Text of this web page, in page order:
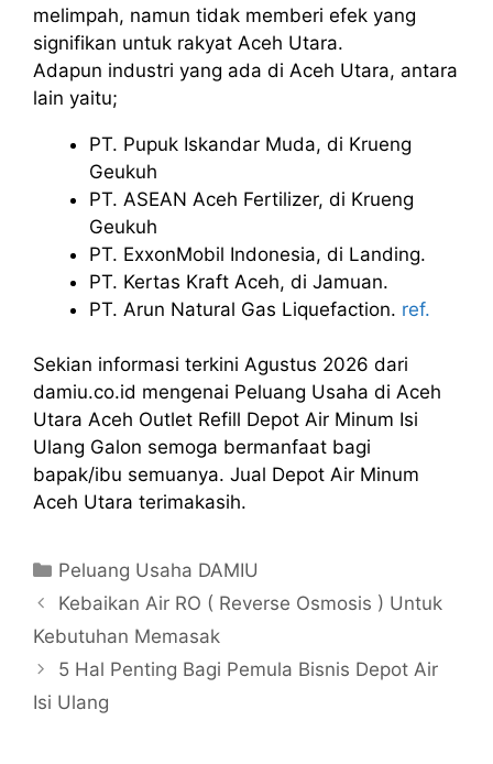
melimpah, namun tidak memberi efek yang
signifikan untuk rakyat Aceh Utara.
Adapun industri yang ada di Aceh Utara, antara
lain yaitu;
PT. Pupuk Iskandar Muda, di Krueng
Geukuh
PT. ASEAN Aceh Fertilizer, di Krueng
Geukuh
PT. ExxonMobil Indonesia, di Landing.
PT. Kertas Kraft Aceh, di Jamuan.
PT. Arun Natural Gas Liquefaction. ref.
Sekian informasi terkini Agustus 2026 dari
damiu.co.id mengenai Peluang Usaha di Aceh
Utara Aceh Outlet Refill Depot Air Minum Isi
Ulang Galon semoga bermanfaat bagi
bapak/ibu semuanya. Jual Depot Air Minum
Aceh Utara terimakasih.
Kategori
Peluang Usaha DAMIU
Kebaikan Air RO ( Reverse Osmosis ) Untuk
Kebutuhan Memasak
5 Hal Penting Bagi Pemula Bisnis Depot Air
Isi Ulang